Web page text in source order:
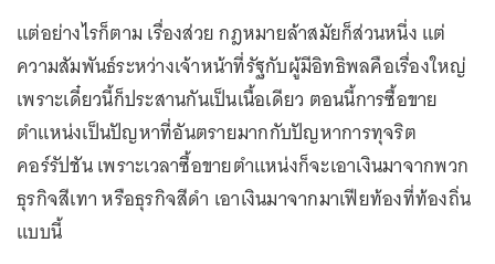
แต่อย่างไรก็ตาม เรื่องส่วย กฎหมายล้าสมัยก็ส่วนหนึ่ง แต่
ความสัมพันธ์ระหว่างเจ้าหน้าที่รัฐกับผู้มีอิทธิพลคือเรื่องใหญ่
เพราะเดี๋ยวนี้ก็ประสานกันเป็นเนื้อเดียว ตอนนี้การซื้อขาย
ตำแหน่งเป็นปัญหาที่อันตรายมากกับปัญหาการทุจริต
คอร์รัปชัน เพราะเวลาซื้อขายตำแหน่งก็จะเอาเงินมาจากพวก
ธุรกิจสีเทา หรือธุรกิจสีดำ เอาเงินมาจากมาเฟียท้องที่ท้องถิ่น
แบบนี้